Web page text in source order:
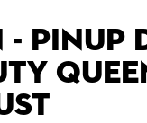
- PINUP